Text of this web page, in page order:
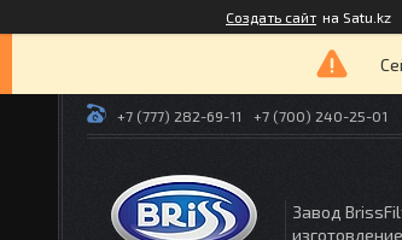
Создать сайт на Satu.kz
+7 (777) 282-69-11 +7 (700) 240-25-01
Завод